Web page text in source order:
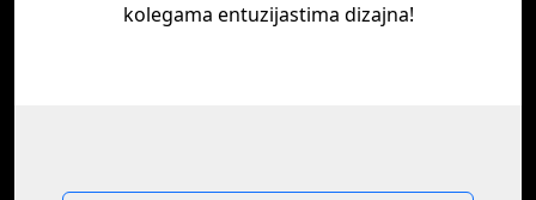
kolegama entuzijastima dizajna!